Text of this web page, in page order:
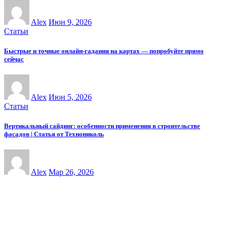
Alex Июн 9, 2026
Статьи
Быстрые и точные онлайн-гадания на картах — попробуйте прямо
сейчас
Alex Июн 5, 2026
Статьи
Вертикальный сайдинг: особенности применения в строительстве
фасадов | Статья от Технониколь
Alex Мар 26, 2026